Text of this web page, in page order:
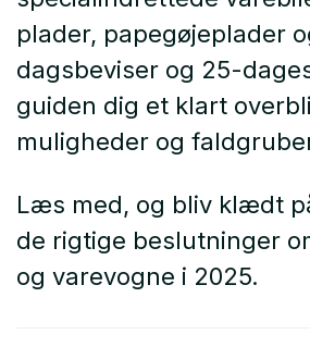
plader, papegøjeplader
dagsbeviser og 25-
guiden dig et klart
muligheder og
Læs med, og bliv klædt
de rigtige beslutninger
og varevogne i 2025.